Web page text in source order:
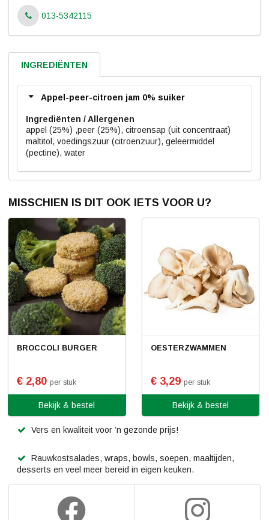
013-5342115
INGREDIËNTEN
Appel-peer-citroen jam 0% suiker
Ingrediënten
appel (25%) ,peer (25%), citroensap (uit concentraat)
maltitol, voedingszuur (citroenzuur), geleermiddel
(pectine), water
MISSCHIEN IS DIT OOK IETS VOOR U?
BROCCOLI BURGER
€ 2,80 per stuk
Bekijk & bestel
OESTERZWAMMEN
€ 3,29 per stuk
Bekijk & bestel
Vers en kwaliteit voor ’n gezonde prijs!
Rauwkostsalades, wraps, bowls, soepen, maaltijden,
desserts en veel meer bereid in eigen keuken.